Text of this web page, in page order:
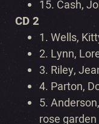
15. Cash,
CD 2
1. Wells,
2. Lynn,
3. Riley,
4. Parton,
5.
rose garden